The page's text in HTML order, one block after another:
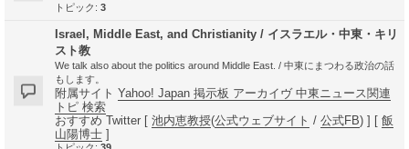
トピック: 3
Israel, Middle East, and Christianity / イスラエル・中東・キリ
スト教
We talk also about the politics around Middle East. / 中東にまつわる政治の話
もします。
附属サイト Yahoo! Japan 掲示板 アーカイヴ 中東ニュース関連
トピ 検索
おすすめ Twitter [ 池内恵教授(公式ウェブサイト / 公式FB) ] [ 飯
山陽博士 ]